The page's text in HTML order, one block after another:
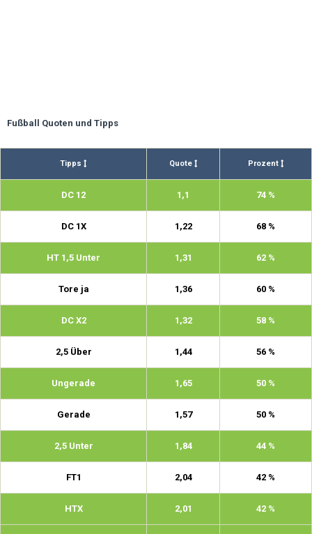
Fußball Quoten und Tipps
Tipps Quote Prozent
DC 12 1,1 74 %
DC 1X 1,22 68 %
HT 1,5 Unter 1,31 62 %
Tore ja 1,36 60 %
DC X2 1,32 58 %
2,5 Über 1,44 56 %
Ungerade 1,65 50 %
Gerade 1,57 50 %
2,5 Unter 1,84 44 %
FT1 2,04 42 %
HTX 2,01 42 %